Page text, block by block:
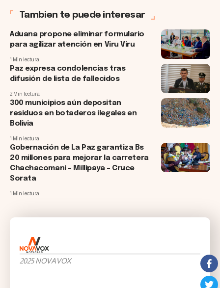
Tambien te puede interesar
Aduana propone eliminar formulario
para agilizar atención en Viru Viru
1 Min lectura
Paz expresa condolencias tras
difusión de lista de fallecidos
2 Min lectura
300 municipios aún depositan
residuos en botaderos ilegales en
Bolivia
1 Min lectura
Gobernación de La Paz garantiza Bs
20 millones para mejorar la carretera
Chachacomani – Millipaya – Cruce
Sorata
1 Min lectura
2025 NOVAVOX